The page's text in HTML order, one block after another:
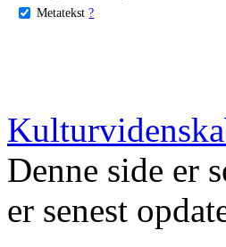
Metatekst ?
Denne side er
er senest